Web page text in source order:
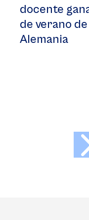
docente
de verano
Alemania